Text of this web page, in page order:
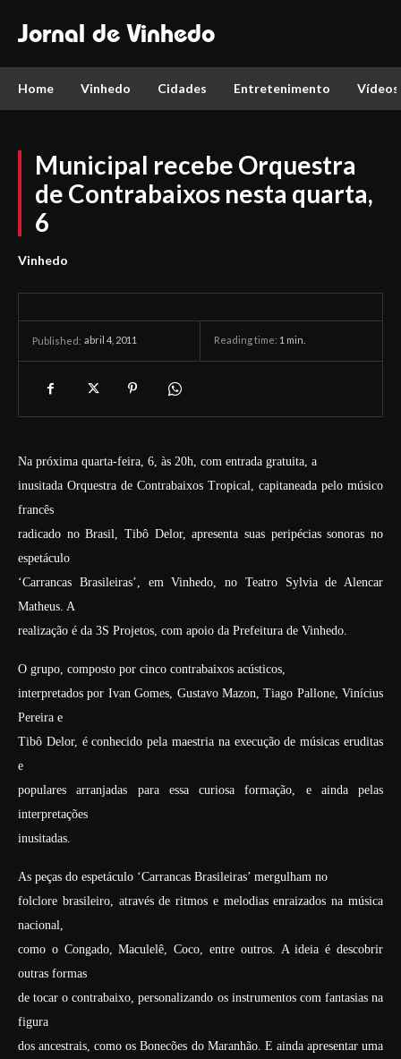
Jornal de Vinhedo
Home Vinhedo Cidades Entretenimento Vídeos
Municipal recebe Orquestra
de Contrabaixos nesta quarta,
6
Vinhedo
Published: abril 4, 2011 Reading time: 1 min.
Na próxima quarta-feira, 6, às 20h, com entrada gratuita, a
inusitada Orquestra de Contrabaixos Tropical, capitaneada pelo músico
francês
radicado no Brasil, Tibô Delor, apresenta suas peripécias sonoras no
espetáculo
‘Carrancas Brasileiras’, em Vinhedo, no Teatro Sylvia de Alencar
Matheus. A
realização é da 3S Projetos, com apoio da Prefeitura de Vinhedo.
O grupo, composto por cinco contrabaixos acústicos,
interpretados por Ivan Gomes, Gustavo Mazon, Tiago Pallone, Vinícius
Pereira e
Tibô Delor, é conhecido pela maestria na execução de músicas eruditas
e
populares arranjadas para essa curiosa formação, e ainda pelas
interpretações
inusitadas.
As peças do espetáculo ‘Carrancas Brasileiras’ mergulham no
folclore brasileiro, através de ritmos e melodias enraizados na música
nacional,
como o Congado, Maculelê, Coco, entre outros. A ideia é descobrir
outras formas
de tocar o contrabaixo, personalizando os instrumentos com fantasias na
figura
dos ancestrais, como os Bonecões do Maranhão. E ainda apresentar uma